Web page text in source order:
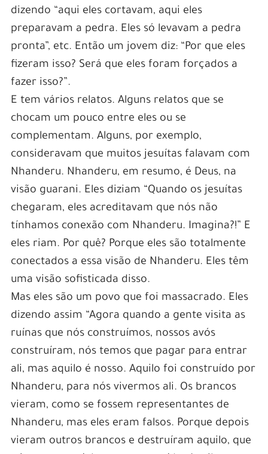
dizendo “aqui eles cortavam, aqui eles
preparavam a pedra. Eles só levavam a pedra
pronta”, etc. Então um jovem diz: “Por que eles
fizeram isso? Será que eles foram forçados a
fazer isso?”.
E tem vários relatos. Alguns relatos que se
chocam um pouco entre eles ou se
complementam. Alguns, por exemplo,
consideravam que muitos jesuítas falavam com
Nhanderu. Nhanderu, em resumo, é Deus, na
visão guarani. Eles diziam “Quando os jesuítas
chegaram, eles acreditavam que nós não
tínhamos conexão com Nhanderu. Imagina?!” E
eles riam. Por quê? Porque eles são totalmente
conectados a essa visão de Nhanderu. Eles têm
uma visão sofisticada disso.
Mas eles são um povo que foi massacrado. Eles
dizendo assim “Agora quando a gente visita as
ruínas que nós construímos, nossos avós
construíram, nós temos que pagar para entrar
ali, mas aquilo é nosso. Aquilo foi construído por
Nhanderu, para nós vivermos ali. Os brancos
vieram, como se fossem representantes de
Nhanderu, mas eles eram falsos. Porque depois
vieram outros brancos e destruíram aquilo, que